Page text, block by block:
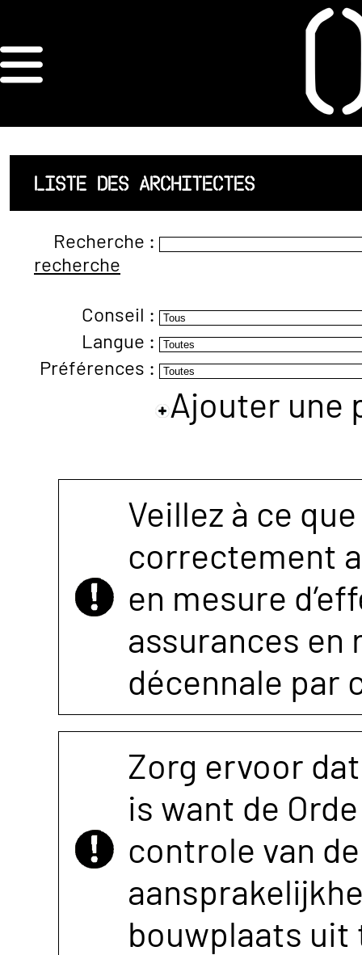
ORDRE DES
ARCHITECTES
ACCUEIL
LISTE DES
ARCHITECTES
JURISPRUDENCE
ANNEXE 4 CODT
LISTE DES ARCHITECTES
Recherche :
recherche
Conseil :
Langue :
Préférences :
Ajouter une
Veillez à ce
correctement
en mesure
assurances
décennale par
Zorg ervoor
is want de
controle van
bouwplaats uit